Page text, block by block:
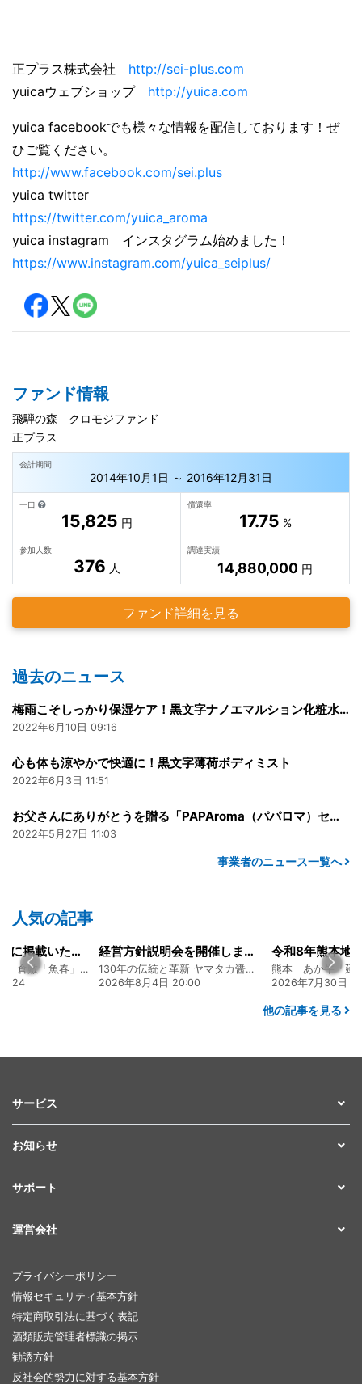
正プラス株式会社 http://sei-plus.com
yuicaウェブショップ http://yuica.com
yuica facebookでも様々な情報を配信しております！ぜ
ひご覧ください。
http://www.facebook.com/sei.plus
yuica twitter
https://twitter.com/yuica_aroma
yuica instagram インスタグラム始めました！
https://www.instagram.com/yuica_seiplus/
ファンド情報
飛騨の森 クロモジファンド
正プラス
会計期間
2014年10月1日 ～ 2016年12月31日
一口
15,825 円
償還率
17.75 %
参加人数
376 人
調達実績
14,880,000 円
ファンド詳細を見る
過去のニュース
梅雨こそしっかり保湿ケア！黒文字ナノエマルション化粧水でうるおい肌に整えよう。
2022年6月10日 09:16
心も体も涼やかで快適に！黒文字薄荷ボディミスト
2022年6月3日 11:51
お父さんにありがとうを贈る「PAPAroma（パパロマ）セット」
2022年5月27日 11:03
事業者のニュース一覧へ
人気の記事
経営方針説明会を開催しました
130年の伝統と革新 ヤマタカ醤油ファンド
熊本 あか牛「延寿牛」ファンド2026
2026年7月30日 15:25
募集開始のお
贅を尽くす 和食
2026年8月3日
他の記事を見る
サービス
お知らせ
サポート
運営会社
プライバシーポリシー
情報セキュリティ基本方針
特定商取引法に基づく表記
酒類販売管理者標識の掲示
勧誘方針
反社会的勢力に対する基本方針